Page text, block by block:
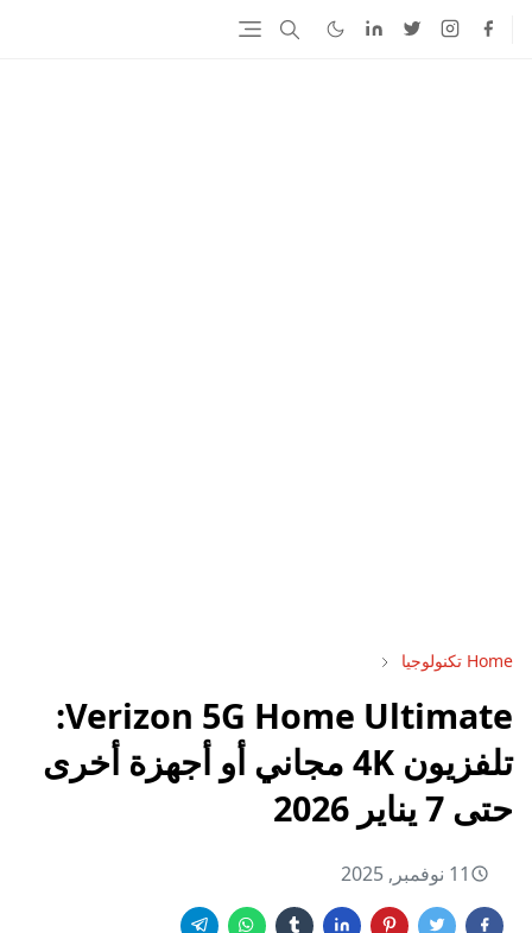
Home تكنولوجيا
Verizon 5G Home Ultimate:
تلفزيون 4K مجاني أو أجهزة أخرى
حتى 7 يناير 2026
11 نوفمبر, 2025